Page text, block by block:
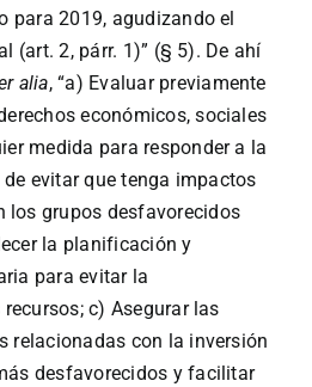
para 2019, agudizando el
(art. 2, párr. 1)” (§ 5). De ahí
alia, “a) Evaluar previamente
económicos, sociales
medida para responder a la
evitar que tenga impactos
los grupos desfavorecidos
la planificación y
para evitar la
c) Asegurar las
relacionadas con la inversión
desfavorecidos y facilitar